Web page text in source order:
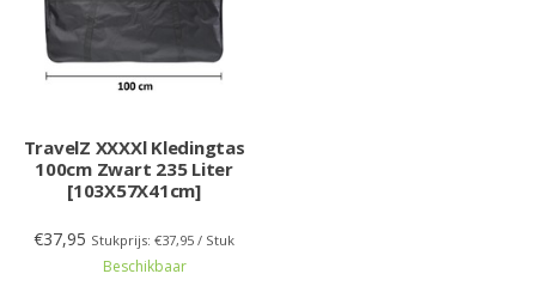
TravelZ XXXXl Kledingtas
100cm Zwart 235 Liter
[103X57X41cm]
€37,95 Stukprijs: €37,95 / Stuk
Beschikbaar